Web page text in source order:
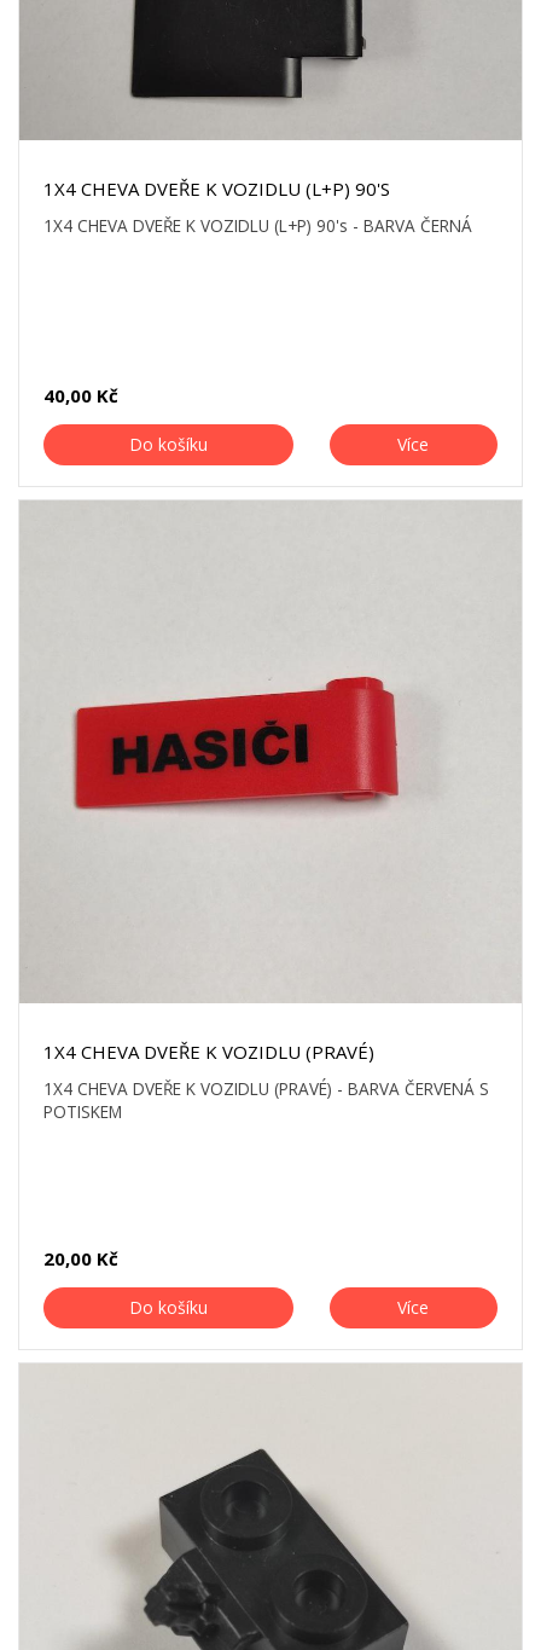
1X4 CHEVA DVEŘE K VOZIDLU (L+P) 90'S
1X4 CHEVA DVEŘE K VOZIDLU (L+P) 90's - BARVA ČERNÁ
40,00 Kč
Do košíku Více
1X4 CHEVA DVEŘE K VOZIDLU (PRAVÉ)
1X4 CHEVA DVEŘE K VOZIDLU (PRAVÉ) - BARVA ČERVENÁ S
POTISKEM
20,00 Kč
Do košíku Více